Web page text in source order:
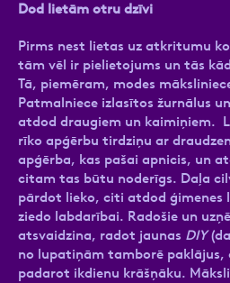
Dod lietām otru dzīvi
Pirms nest lietas uz atkritumu
tām vēl ir pielietojums un tās
Tā, piemēram, modes
Patmalniece izlasītos žurnālus
atdod draugiem un kaimiņiem.
rīko apģērbu tirdziņu ar
apģērba, kas pašai apnicis, un
citam tas būtu noderīgs. Daļa
pārdot lieko, citi atdod ģimenes
ziedo labdarībai. Radošie un
atsvaidzina, radot jaunas DIY
no lupatiņām tamborē paklājus,
padarot ikdienu krāšņāku.